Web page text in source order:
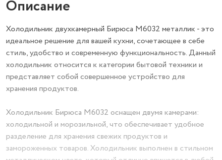
Описание
Холодильник двухкамерный Бирюса М6032 металлик - это
идеальное решение для вашей кухни, сочетающее в себе
стиль, удобство и современную функциональность. Данный
холодильник относится к категории бытовой техники и
представляет собой совершенное устройство для
хранения продуктов.
Холодильник Бирюса М6032 оснащен двумя камерами:
холодильной и морозильной, что обеспечивает удобное
разделение для хранения свежих продуктов и
замороженных товаров. Холодильник выполнен в стильном